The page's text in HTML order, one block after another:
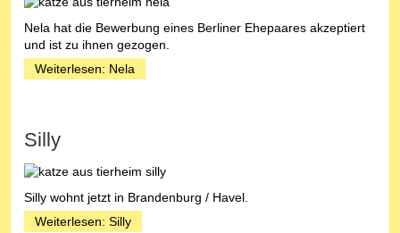
Nela hat die Bewerbung eines Berliner Ehepaares akzeptiert
und ist zu ihnen gezogen.
Weiterlesen: Nela
Silly
Silly wohnt jetzt in Brandenburg / Havel.
Weiterlesen: Silly